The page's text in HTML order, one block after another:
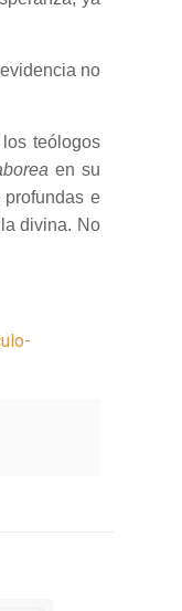
no
teólogos
en su
e
divina. No